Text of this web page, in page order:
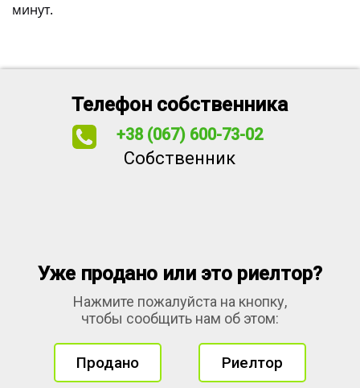
минут.
Телефон собственника
+38 (067) 600-73-02
Собственник
Уже продано или это риелтор?
Нажмите пожалуйста на кнопку,
чтобы сообщить нам об этом:
Продано Риелтор